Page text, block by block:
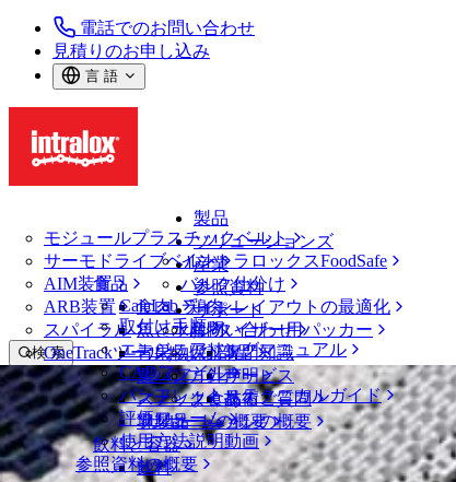
電話でのお問い合わせ
見積りのお申し込み
言 語
製品
モジュールプラスチックベルト
サーモドライブベルト
AIM装置
ARB装置
スパイラル
OneTrackツールおよび部品
ソリューションズ
イントラロックスFoodSafe
バルク仕分け
ラインレイアウトの最適化
パレタイザー用パッカー
専門知識
サービス
技術
ソリューションの概要
産業
食品
食肉、鶏肉
魚と水産物
青果物
製パン
スナック食品
乳製品
飲料と容器
飲料
参照資料
CalcLab
取付け手順
エンジニアリングマニュアル
CADファイル
パンフレット・テクニカルガイド
評価フォーム
使用方法説明動画
参照資料の概要
サポート
お問い合わせ
保証
方針声明
よくあるご質問
サポートの概要
検 索
メニューを開く
ベルトファインダー
ベルトファインダー
モジュールプラスチックベルト